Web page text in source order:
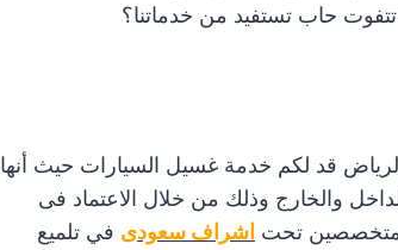
حاب تستفيد من خدماتنا؟
قد لكم خدمة غسيل السيارات حيث أنها
والخارج وذلك من خلال الاعتماد فى
تحت اشراف سعودى في تلميع